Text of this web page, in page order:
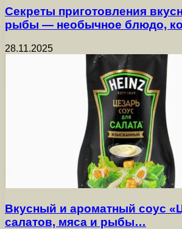
Секреты приготовления
рыбы — необычное блюдо,
28.11.2025
Вкусный и ароматный соус
салатов, мяса и рыбы…